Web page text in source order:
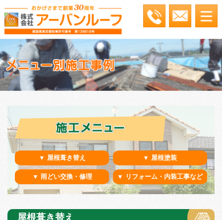
▼ 屋根葺き替え ▼ 屋根塗装
▼ 雨どい交換・修理 ▼ リフォーム・内装工事など
屋根葺き替え